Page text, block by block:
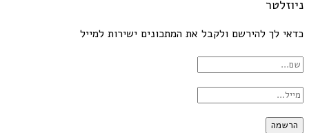
ניוזלטר
כדאי לך להירשם ולקבל את המתכונים ישירות למייל